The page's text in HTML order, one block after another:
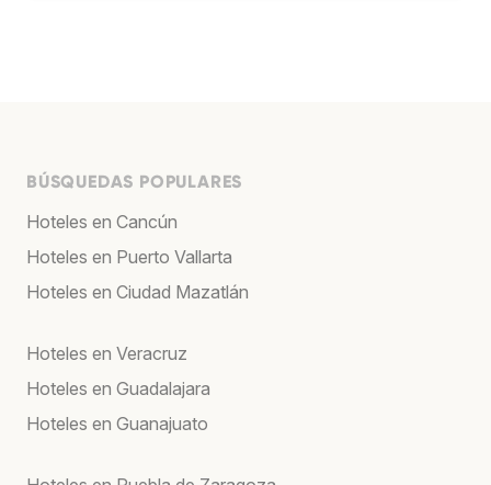
BÚSQUEDAS POPULARES
Hoteles en Cancún
Hoteles en Puerto Vallarta
Hoteles en Ciudad Mazatlán
Hoteles en Veracruz
Hoteles en Guadalajara
Hoteles en Guanajuato